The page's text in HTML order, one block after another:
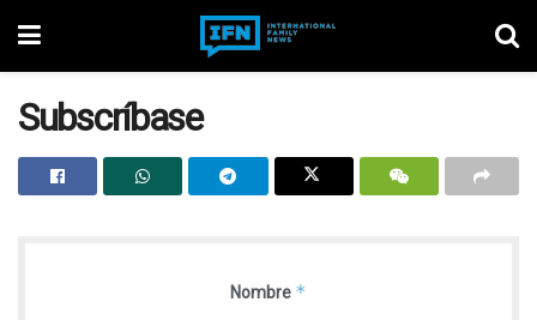
Subscríbase
Nombre *